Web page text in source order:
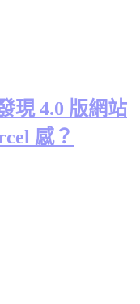
現 4.0 版網站
感？